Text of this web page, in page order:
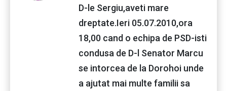
D-le Sergiu,aveti mare
dreptate.Ieri 05.07.2010,ora
18,00 cand o echipa de PSD-isti
condusa de D-l Senator Marcu
se intorcea de la Dorohoi unde
a ajutat mai multe familii sa